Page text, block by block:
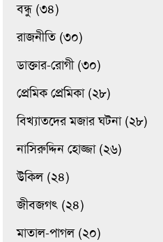
বন্ধু (৩৪)
রাজনীতি (৩০)
ডাক্তার-রোগী (৩০)
প্রেমিক প্রেমিকা (২৮)
বিখ্যাতদের মজার ঘটনা (২৮)
নাসিরুদ্দিন হোজ্জা (২৬)
উকিল (২৪)
জীবজগৎ (২৪)
মাতাল-পাগল (২০)